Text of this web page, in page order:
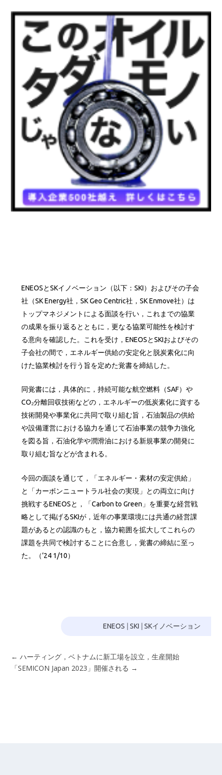
ENEOSとSKイノベーション（以下：SKI）およびその子会
社（SK Energy社，SK Geo Centric社，SK Enmove社）は
トップマネジメントによる面談を行い，これまでの協業
の成果を振り返るとともに，更なる協業可能性を検討す
る意向を確認した。これを受け，ENEOSとSKIおよびその
子会社の間で，エネルギー供給の安定化と脱炭素化に向
けた協業検討を行う旨を定めた覚書を締結した。
同覚書には，具体的に，持続可能な航空燃料（SAF）や
CO₂分離回収技術などの，エネルギーの低炭素化に資する
技術開発や事業化に共同で取り組む旨，石油製品の供給
や設備運営における協力を通じて石油事業の競争力強化
を図る旨，石油化学や潤滑油における新規事業の開発に
取り組む旨などが含まれる。
今回の面談を通じて，「エネルギー・素材の安定供給」
と「カーボンニュートラル社会の実現」との両立に向け
挑戦するENEOSと，「Carbon to Green」を重要な経営戦
略として掲げるSKIが，近年の事業環境には共通の経営課
題があるとの認識のもと，協力範囲を拡大してこれらの
課題を共同で検討することに合意し，覚書の締結に至っ
た。（’24 1/10）
ENEOS | SKI | SKイノベーション
←ハーティング，ベトナムに新工場を設立，生産開始
「SEMICON Japan 2023」開催される →